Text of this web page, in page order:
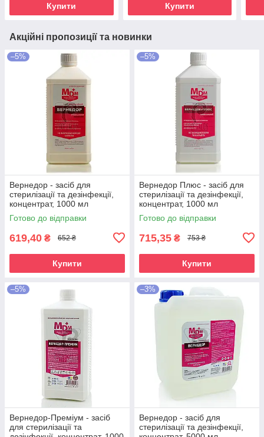
Купити Купити
Акційні пропозиції та новинки
–5%
Вернедор - засіб для
стерилізації та дезінфекції,
концентрат, 1000 мл
Готово до відправки
619,40 ₴ 652 ₴
Купити
–5%
Вернедор Плюс - засіб для
стерилізації та дезінфекції,
концентрат, 1000 мл
Готово до відправки
715,35 ₴ 753 ₴
Купити
–5%
Вернедор-Преміум - засіб
для стерилізації та
–3%
Вернедор - засіб для
стерилізації та дезінфекції,